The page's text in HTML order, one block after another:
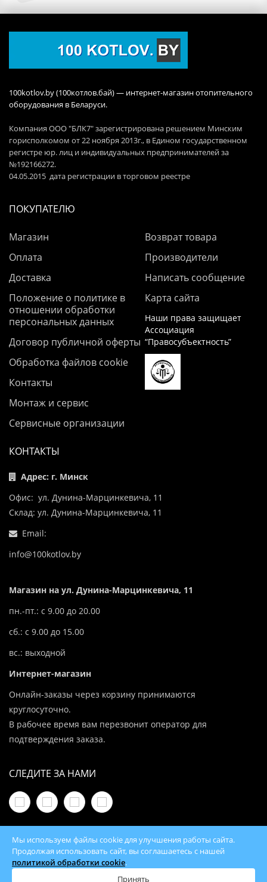
100kotlov.by (100котлов.бай) — интернет-магазин отопительного
оборудования в Беларуси.
Компания ООО "БЛК7" зарегистрирована решением Минским
горисполкомом от 22 ноября 2013г., в Едином государственном
регистре юр. лиц и индивидуальных предпринимателей за
№192166272.
04.05.2015 дата регистрации в торговом реестре
ПОКУПАТЕЛЮ
Магазин
Оплата
Доставка
Положение о политике в
отношении обработки
персональных данных
Договор публичной оферты
Обработка файлов cookie
Контакты
Монтаж и сервис
Сервисные организации
Возврат товара
Производители
Написать сообщение
Карта сайта
Наши права защищает
Ассоциация
“Правосубъектность”
КОНТАКТЫ
Адрес: г. Минск
Офис: ул. Дунина-Марцинкевича, 11
Склад: ул. Дунина-Марцинкевича, 11
Email:
info@100kotlov.by
Магазин на ул. Дунина-Марцинкевича, 11
пн.-пт.: с 9.00 до 20.00
сб.: с 9.00 до 15.00
вс.: выходной
Интернет-магазин
Онлайн-заказы через корзину принимаются
круглосуточно.
В рабочее время вам перезвонит оператор для
подтверждения заказа.
СЛЕДИТЕ ЗА НАМИ
© 2026 100Kotlov.by — продажа отопительного
оборудования с доставкой по всей Беларуси
Мы используем файлы cookie для улучшения работы сайта.
Продолжая использовать сайт, вы соглашаетесь с нашей
политикой обработки cookie.
Принять